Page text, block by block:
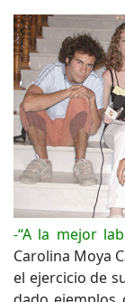
-“A la mejor
Carolina Moya
el ejercicio de